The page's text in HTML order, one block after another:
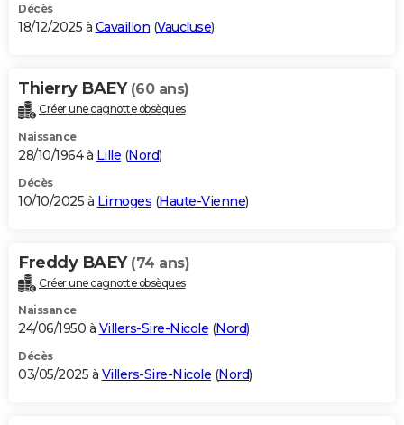
Décès
18/12/2025 à Cavaillon (Vaucluse)
Thierry BAEY (60 ans)
Créer une cagnotte obsèques
Naissance
28/10/1964 à Lille (Nord)
Décès
10/10/2025 à Limoges (Haute-Vienne)
Freddy BAEY (74 ans)
Créer une cagnotte obsèques
Naissance
24/06/1950 à Villers-Sire-Nicole (Nord)
Décès
03/05/2025 à Villers-Sire-Nicole (Nord)